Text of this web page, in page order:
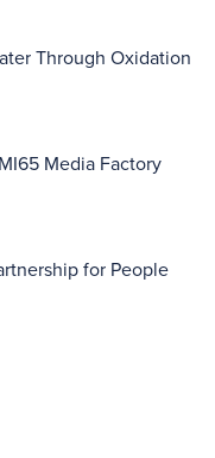
Through Oxidation
Media Factory
for People